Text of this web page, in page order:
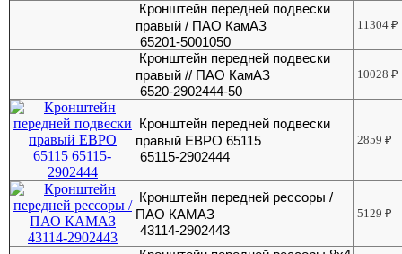
Кронштейн передней подвески
правый / ПАО КамАЗ
65201-5001050
11304₽
Кронштейн передней подвески
правый // ПАО КамАЗ
6520-2902444-50
10028₽
Кронштейн передней подвески
правый ЕВРО 65115
65115-2902444
2859₽
Кронштейн передней рессоры /
ПАО КАМАЗ
43114-2902443
5129₽